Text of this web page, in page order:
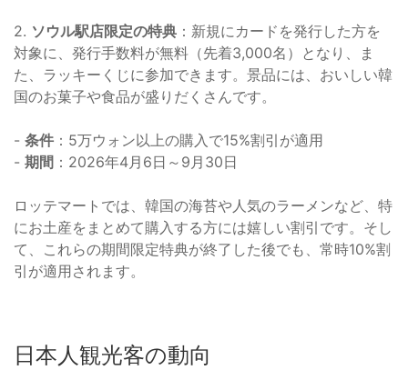
2. ソウル駅店限定の特典 ：新規にカードを発行した方を
対象に、発行手数料が無料（先着3,000名）となり、ま
た、ラッキーくじに参加できます。景品には、おいしい韓
国のお菓子や食品が盛りだくさんです。
- 条件 ：5万ウォン以上の購入で15%割引が適用
- 期間 ：2026年4月6日～9月30日
ロッテマートでは、韓国の海苔や人気のラーメンなど、特
にお土産をまとめて購入する方には嬉しい割引です。そし
て、これらの期間限定特典が終了した後でも、常時10%割
引が適用されます。
日本人観光客の動向